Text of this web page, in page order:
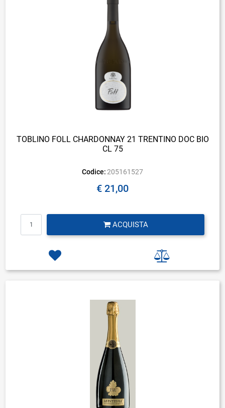
TOBLINO FOLL CHARDONNAY 21 TRENTINO DOC BIO
CL 75
Codice: 205161527
€ 21,00
ACQUISTA